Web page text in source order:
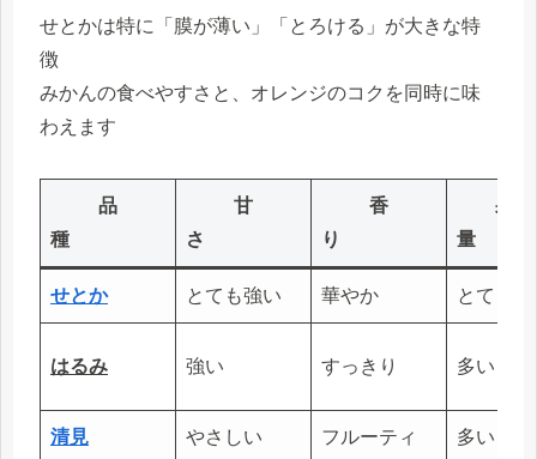
せとかは特に「膜が薄い」「とろける」が大きな特
徴
みかんの食べやすさと、オレンジのコクを同時に味
わえます
品
種
甘
さ
香
り
果汁
せとか とても強い 華やか とても
はるみ 強い すっきり 多い
清見 やさしい フルーティ 多い